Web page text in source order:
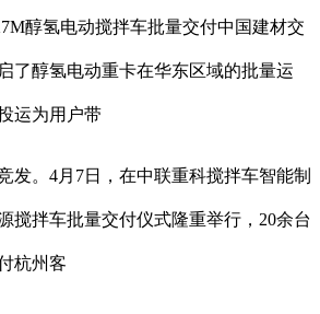
醇氢电动搅拌车批量交付中国建材交
了醇氢电动重卡在华东区域的批量运
运为用户带
。4月7日，在中联重科搅拌车智能制
搅拌车批量交付仪式隆重举行，20余台
杭州客